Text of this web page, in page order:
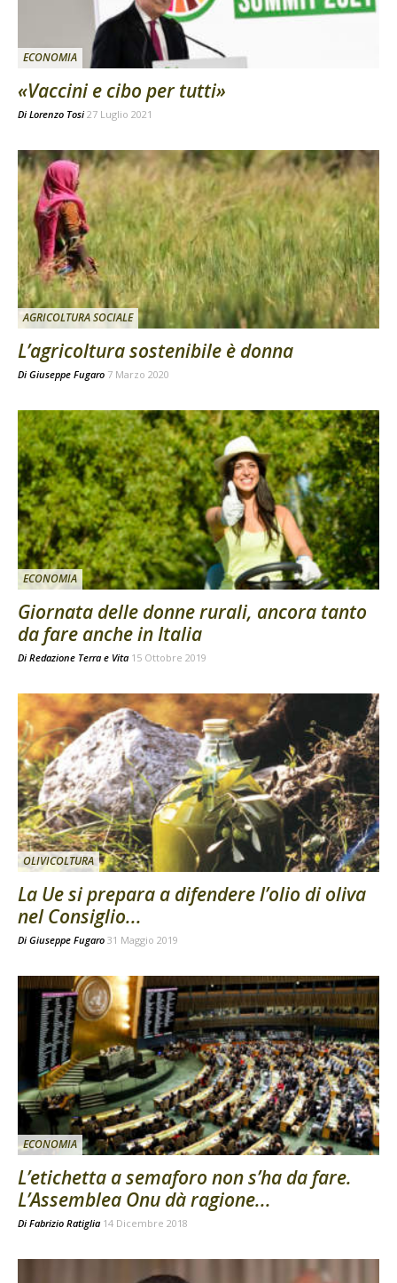
ECONOMIA
«Vaccini e cibo per tutti»
Di Lorenzo Tosi 27 Luglio 2021
AGRICOLTURA SOCIALE
L’agricoltura sostenibile è donna
Di Giuseppe Fugaro 7 Marzo 2020
ECONOMIA
Giornata delle donne rurali, ancora tanto
da fare anche in Italia
Di Redazione Terra e Vita 15 Ottobre 2019
OLIVICOLTURA
La Ue si prepara a difendere l’olio di oliva
nel Consiglio...
Di Giuseppe Fugaro 31 Maggio 2019
ECONOMIA
L’etichetta a semaforo non s’ha da fare.
L’Assemblea Onu dà ragione...
Di Fabrizio Ratiglia 14 Dicembre 2018